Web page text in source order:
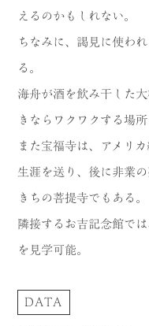
えるのかもしれない。
ちなみに、謁見に使わ
る。
海舟が酒を飲み干した
きならワクワクする場所
また宝福寺は、アメリ
生涯を送り、後に非業
きちの菩提寺でもある。
隣接するお吉記念館で
を見学可能。
DATA